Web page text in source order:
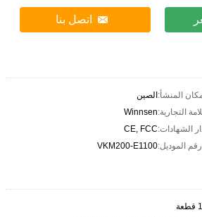
اتصل بنا
المنشأ:الصين
التجارية:Winnsen
الشهادات:CE, FCC
رقم الموديل:VKM200-E1100
1 قطعة